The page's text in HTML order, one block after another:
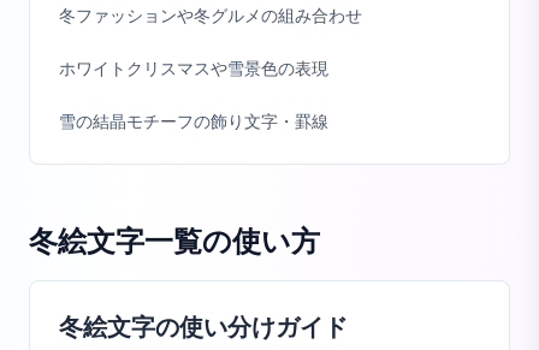
冬ファッションや冬グルメの組み合わせ
ホワイトクリスマスや雪景色の表現
雪の結晶モチーフの飾り文字・罫線
冬絵文字一覧の使い方
冬絵文字の使い分けガイド